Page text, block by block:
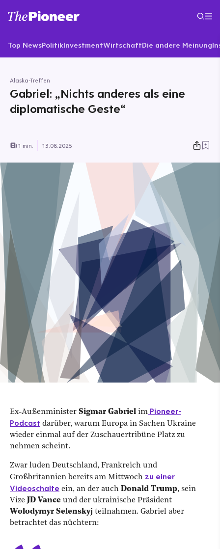
Top NewsPolitikInvestmentWirtschaftDie andere Meinung
Alaska-Treffen
Gabriel: „Nichts anderes als eine
diplomatische Geste“
1 min. 13.08.2025
Ex-Außenminister Sigmar Gabriel im Pioneer-
Podcast darüber, warum Europa in Sachen Ukraine
wieder einmal auf der Zuschauertribüne Platz zu
nehmen scheint.
Zwar luden Deutschland, Frankreich und
Großbritannien bereits am Mittwoch zu einer
Videoschalte ein, an der auch Donald Trump, sein
Vize JD Vance und der ukrainische Präsident
Wolodymyr Selenskyj teilnahmen. Gabriel aber
betrachtet das nüchtern: